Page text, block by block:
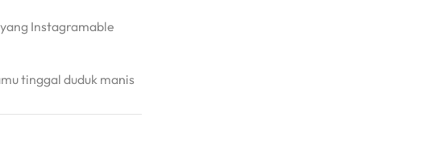
Instagramable
tinggal duduk manis